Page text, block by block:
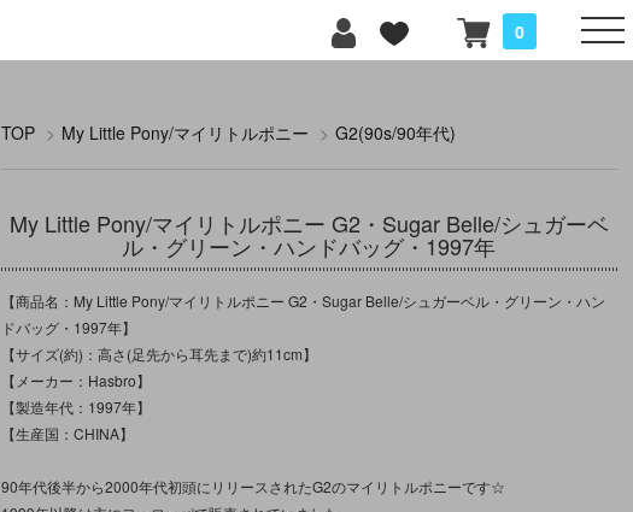
0
TOP > My Little Pony/マイリトルポニー > G2(90s/90年代)
My Little Pony/マイリトルポニー G2・Sugar Belle/シュガーベ
ル・グリーン・ハンドバッグ・1997年
【商品名：My Little Pony/マイリトルポニー G2・Sugar Belle/シュガーベル・グリーン・ハン
ドバッグ・1997年】
【サイズ(約)：高さ(足先から耳先まで)約11cm】
【メーカー：Hasbro】
【製造年代：1997年】
【生産国：CHINA】
90年代後半から2000年代初頭にリリースされたG2のマイリトルポニーです☆